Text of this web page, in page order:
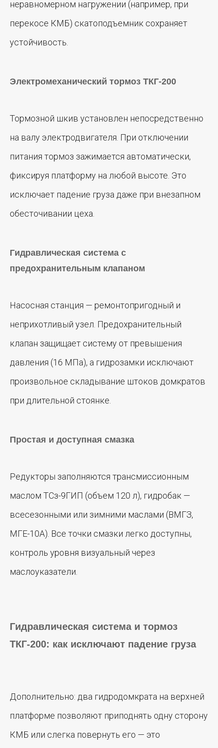
неравномерном нагружении (например, при
перекосе КМБ) скатоподъемник сохраняет
устойчивость.
Электромеханический тормоз ТКГ-200
Тормозной шкив установлен непосредственно
на валу электродвигателя. При отключении
питания тормоз зажимается автоматически,
фиксируя платформу на любой высоте. Это
исключает падение груза даже при внезапном
обесточивании цеха.
Гидравлическая система с
предохранительным клапаном
Насосная станция — ремонтопригодный и
неприхотливый узел. Предохранительный
клапан защищает систему от превышения
давления (16 МПа), а гидрозамки исключают
произвольное складывание штоков домкратов
при длительной стоянке.
Простая и доступная смазка
Редукторы заполняются трансмиссионным
маслом ТСз-9ГИП (объем 120 л), гидробак —
всесезонными или зимними маслами (ВМГЗ,
МГЕ-10А). Все точки смазки легко доступны,
контроль уровня визуальный через
маслоуказатели.
Гидравлическая система и тормоз
ТКГ-200: как исключают падение груза
Дополнительно: два гидродомкрата на верхней
платформе позволяют приподнять одну сторону
КМБ или слегка повернуть его — это